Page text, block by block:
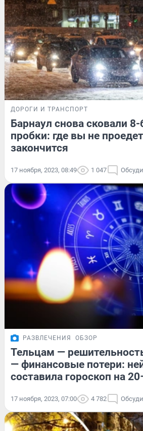
ДОРОГИ И ТРАНСПОРТ
Барнаул снова сковали
пробки: где вы не
закончится
17 ноября, 2023, 08:49 1 047
РАЗВЛЕЧЕНИЯ ОБЗОР
Тельцам —
— финансовые потери:
составила гороскоп на
17 ноября, 2023, 07:00 4 782